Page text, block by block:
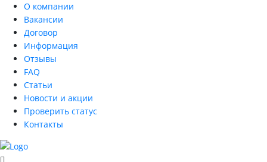
О компании
Вакансии
Договор
Информация
Отзывы
FAQ
Статьи
Новости и акции
Проверить статус
Контакты